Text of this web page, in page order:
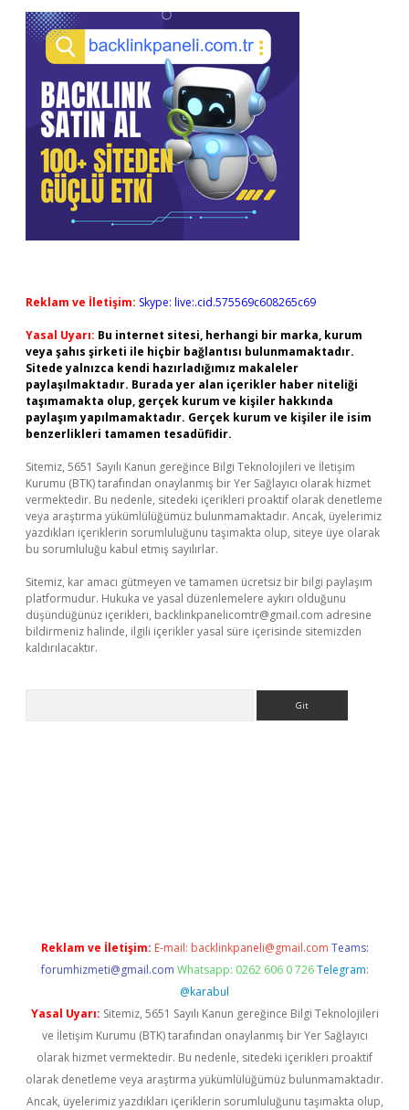
Reklam ve İletişim: Skype: live:.cid.575569c608265c69
Yasal Uyarı: Bu internet sitesi, herhangi bir marka, kurum
veya şahıs şirketi ile hiçbir bağlantısı bulunmamaktadır.
Sitede yalnızca kendi hazırladığımız makaleler
paylaşılmaktadır. Burada yer alan içerikler haber niteliği
taşımamakta olup, gerçek kurum ve kişiler hakkında
paylaşım yapılmamaktadır. Gerçek kurum ve kişiler ile isim
benzerlikleri tamamen tesadüfidir.
Sitemiz, 5651 Sayılı Kanun gereğince Bilgi Teknolojileri ve İletişim
Kurumu (BTK) tarafından onaylanmış bir Yer Sağlayıcı olarak hizmet
vermektedir. Bu nedenle, sitedeki içerikleri proaktif olarak denetleme
veya araştırma yükümlülüğümüz bulunmamaktadır. Ancak, üyelerimiz
yazdıkları içeriklerin sorumluluğunu taşımakta olup, siteye üye olarak
bu sorumluluğu kabul etmiş sayılırlar.
Sitemiz, kar amacı gütmeyen ve tamamen ücretsiz bir bilgi paylaşım
platformudur. Hukuka ve yasal düzenlemelere aykırı olduğunu
düşündüğünüz içerikleri, backlinkpanelicomtr@gmail.com adresine
bildirmeniz halinde, ilgili içerikler yasal süre içerisinde sitemizden
kaldırılacaktır.
Reklam ve İletişim: E-mail: backlinkpaneli@gmail.com Teams:
forumhizmeti@gmail.com Whatsapp: 0262 606 0 726 Telegram:
@karabul
Yasal Uyarı: Sitemiz, 5651 Sayılı Kanun gereğince Bilgi Teknolojileri
ve İletişim Kurumu (BTK) tarafından onaylanmış bir Yer Sağlayıcı
olarak hizmet vermektedir. Bu nedenle, sitedeki içerikleri proaktif
olarak denetleme veya araştırma yükümlülüğümüz bulunmamaktadır.
Ancak, üyelerimiz yazdıkları içeriklerin sorumluluğunu taşımakta olup,